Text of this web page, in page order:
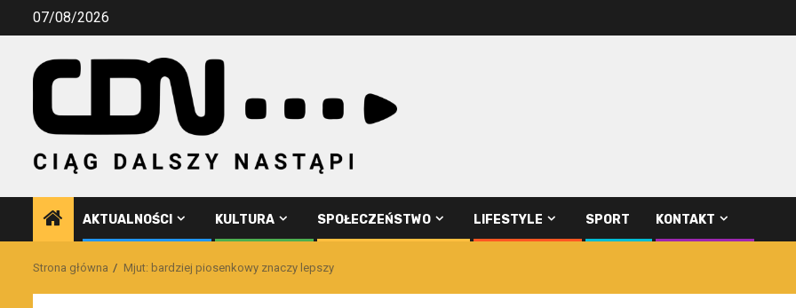
Przejdź07/08/2026
AKTUALNOŚCI KULTURA SPOŁECZEŃSTWO LIFESTYLE SPORT KONTAKT
Strona główna Mjut: bardziej piosenkowy znaczy lepszy